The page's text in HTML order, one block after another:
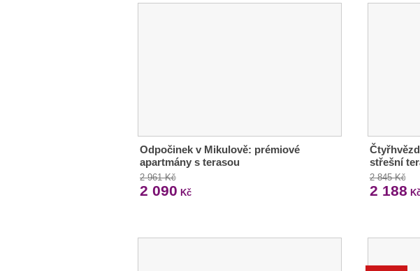
Odpočinek v Mikulově: prémiové
apartmány s terasou
2 961 Kč
2 090 Kč
střešní
2 845 Kč
2 188